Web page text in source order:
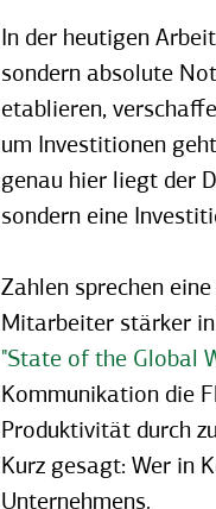
In der heutigen
sondern absolute
etablieren,
um Investitionen
genau hier liegt der
sondern eine
Zahlen sprechen
Mitarbeiter stärker in
"State of the Global
Kommunikation die
Produktivität durch
Kurz gesagt: Wer in
Unternehmens.